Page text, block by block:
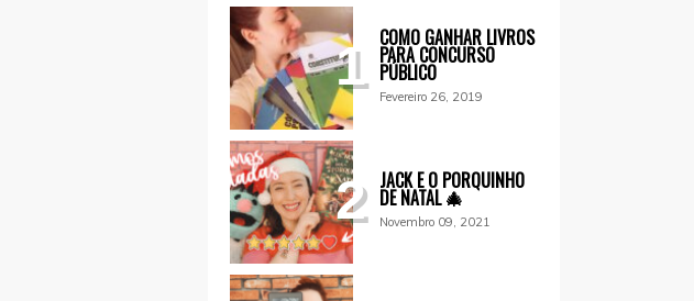
1 COMO GANHAR LIVROS
PARA CONCURSO
PÚBLICO
Fevereiro 26, 2019
2 JACK E O PORQUINHO
DE NATAL 🎄
Novembro 09, 2021